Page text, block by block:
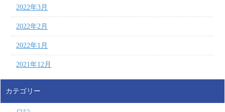
2022年3月
2022年2月
2022年1月
2021年12月
カテゴリー